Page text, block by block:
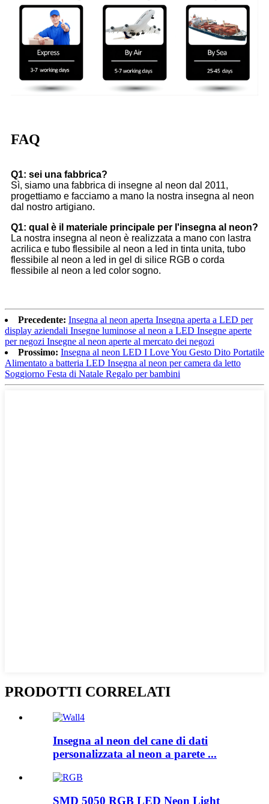
FAQ
Q1: sei una fabbrica?
Sì, siamo una fabbrica di insegne al neon dal 2011,
progettiamo e facciamo a mano la nostra insegna al neon
dal nostro artigiano.
Q1: qual è il materiale principale per l'insegna al neon?
La nostra insegna al neon è realizzata a mano con lastra
acrilica e tubo flessibile al neon a led in tinta unita, tubo
flessibile al neon a led in gel di silice RGB o corda
flessibile al neon a led color sogno.
Precedente: Insegna al neon aperta Insegna aperta a LED per
display aziendali Insegne luminose al neon a LED Insegne aperte
per negozi Insegne al neon aperte al mercato dei negozi
Prossimo: Insegna al neon LED I Love You Gesto Dito Portatile
Alimentato a batteria LED Insegna al neon per camera da letto
Soggiorno Festa di Natale Regalo per bambini
PRODOTTI CORRELATI
Insegna al neon del cane di dati
personalizzata al neon a parete ...
SMD 5050 RGB LED Neon Light